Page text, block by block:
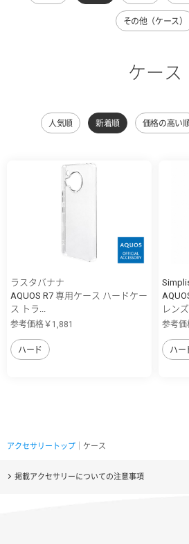
その他（ケース）
ケース
人気順 新着順 価格の高い
ラスタバナナ
AQUOS R7 専用ケース ハードケー
ス トラ...
参考価格￥1,881
ハード
レンズ
参考価
ハー
アクセサリートップ ｜ケース
掲載アクセサリーについての注意事項